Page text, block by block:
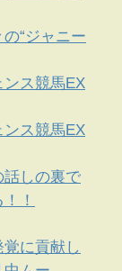
“ジャニー
ンス競馬EX
ンス競馬EX
話しの裏で
！
に貢献し